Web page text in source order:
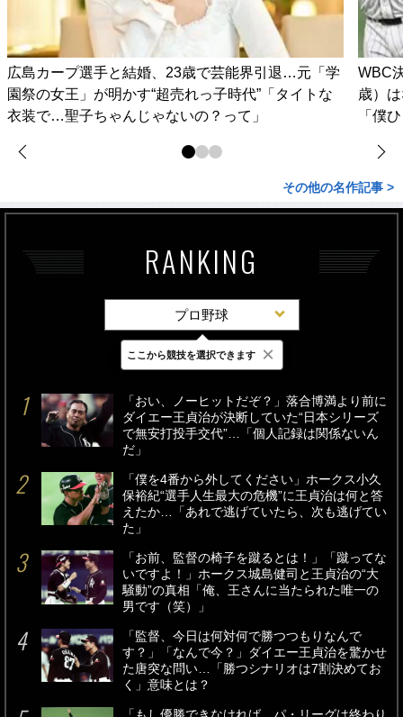
広島カープ選手と結婚、23歳で芸能界引退…元「学
園祭の女王」が明かす“超売れっ子時代”「タイトな
衣装で…聖子ちゃんじゃないの？って」
WBC
歳）
「僕
その他の名作記事 >
RANKING
プロ野球
最新 24時間 週間
「おい、ノーヒットだぞ？」落合博満より前に
ダイエー王貞治が決断していた“日本シリーズ
で無安打投手交代”…「個人記録は関係ないん
だ」
「僕を4番から外してください」ホークス小久
保裕紀“選手人生最大の危機”に王貞治は何と答
えたか…「あれで逃げていたら、次も逃げてい
た」
「お前、監督の椅子を蹴るとは！」「蹴ってな
いですよ！」ホークス城島健司と王貞治の“大
騒動”の真相「俺、王さんに当たられた唯一の
男です（笑）」
「監督、今日は何対何で勝つつもりなんで
す？」「なんで今？」ダイエー王貞治を驚かせ
た唐突な問い…「勝つシナリオは7割決めてお
く」意味とは？
「もし優勝できなければ、パ・リーグは終わり
ここから競技を選択できます ×